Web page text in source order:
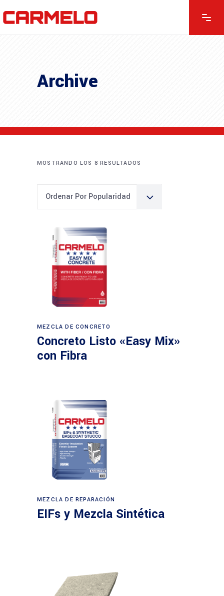
Archive
MOSTRANDO LOS 8 RESULTADOS
Ordenar Por Popularidad
MEZCLA DE CONCRETO
Concreto Listo «Easy Mix»
con Fibra
MEZCLA DE REPARACIÓN
EIFs y Mezcla Sintética